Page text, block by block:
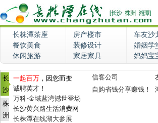
长株潭茶座 房产楼市 车友沙
餐饮美食
装修设计 婚姻学
休闲旅游
家居家具 妈妈宝
长
沙
株
洲
一起百万 ，因您而变
诚聘英才！
万科·金域蓝湾撼世登场
长沙黄兴路生活消费网
长株潭在线湖大参展
信客公司
自购省钱分享赚钱！